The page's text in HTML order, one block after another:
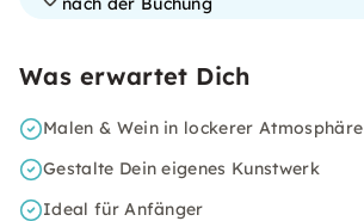
Was erwartet Dich
Malen & Wein in lockerer Atmosphäre
Gestalte Dein eigenes Kunstwerk
Ideal für Anfänger